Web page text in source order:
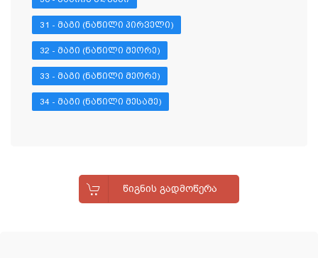
31 - ᲛᲐᲒᲘ (ᲜᲐᲬᲘᲚᲘ ᲞᲘᲠᲕᲔᲚᲘ)
32 - ᲛᲐᲒᲘ (ᲜᲐᲬᲘᲚᲘ ᲛᲔᲝᲠᲔ)
33 - ᲛᲐᲒᲘ (ᲜᲐᲬᲘᲚᲘ ᲛᲔᲝᲠᲔ)
34 - ᲛᲐᲒᲘ (ᲜᲐᲬᲘᲚᲘ ᲛᲔᲡᲐᲛᲔ)
ᲬᲘᲒᲜᲘᲡ ᲒᲐᲓᲛᲝᲬᲔᲠᲐ